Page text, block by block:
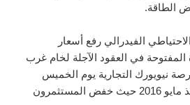
الطاقة.
الفيدرالي رفع أسعار
المفتوحة في العقود الآجلة لخام غرب
نيويورك التجارية يوم الخميس
إلى أدنى مستوى لها منذ مايو 2016 حيث خفض المستثمرون